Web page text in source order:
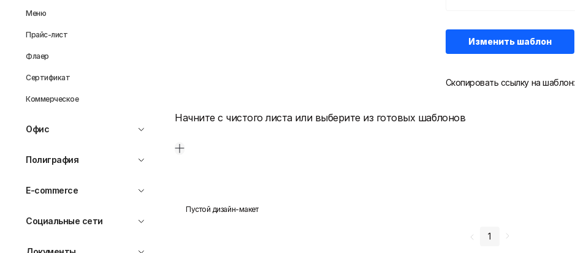
Меню
Прайс-лист
Флаер
Сертификат
Коммерческое
Офис
Полиграфия
E-commerce
Социальные сети
Изменить шаблон
Скопировать ссылку на шаблон:
Начните с чистого листа или выберите из готовых шаблонов
Пустой дизайн-макет
1